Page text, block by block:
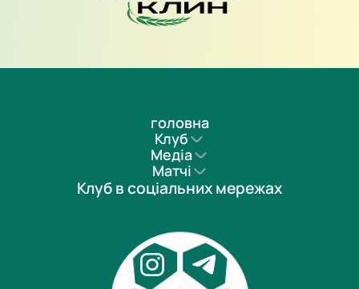
головна
Клуб
Медіа
Матчі
Клуб в соціальних мережах